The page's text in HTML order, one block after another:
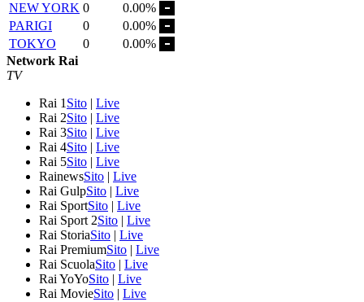
NEW YORK 0
0.00%
PARIGI
0
0.00%
TOKYO
0
0.00%
Network Rai
TV
Rai 1 Sito | Live
Rai 2Sito | Live
Rai 3Sito | Live
Rai 4Sito | Live
Rai 5Sito | Live
RainewsSito | Live
Rai GulpSito | Live
Rai SportSito | Live
Rai Sport 2Sito | Live
Rai StoriaSito | Live
Rai PremiumSito | Live
Rai ScuolaSito | Live
Rai YoYoSito | Live
Rai MovieSito | Live